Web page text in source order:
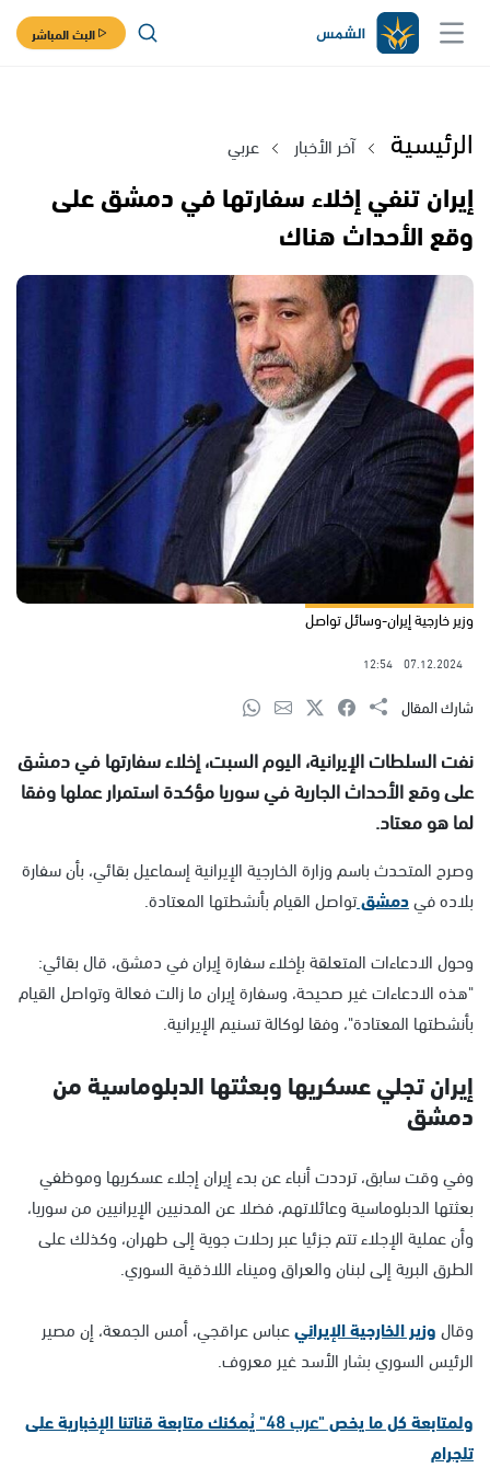
البث المباشر
الرئيسية آخر الأخبار عربي
إيران تنفي إخلاء سفارتها في دمشق على
وقع الأحداث هناك
وزير خارجية إيران-وسائل تواصل
07.12.2024
12:54
شارك المقال
نفت السلطات الإيرانية، اليوم السبت، إخلاء سفارتها في دمشق
على وقع الأحداث الجارية في سوريا مؤكدة استمرار عملها وفقا
لما هو معتاد.
وصرح المتحدث باسم وزارة الخارجية الإيرانية إسماعيل بقائي، بأن سفارة
بلاده فيدمشقتواصل القيام بأنشطتها المعتادة.
وحول الادعاءات المتعلقة بإخلاء سفارة إيران في دمشق، قال بقائي:
"هذه الادعاءات غير صحيحة، وسفارة إيران ما زالت فعالة وتواصل القيام
بأنشطتها المعتادة"، وفقا لوكالة تسنيم الإيرانية.
إيران تجلي عسكريها وبعثتها الدبلوماسية من
دمشق
وفي وقت سابق، ترددت أنباء عن بدء إيران إجلاء عسكريها وموظفي
بعثتها الدبلوماسية وعائلاتهم، فضلا عن المدنيين الإيرانيين من سوريا،
وأن عملية الإجلاء تتم جزئيا عبر رحلات جوية إلى طهران، وكذلك على
الطرق البرية إلى لبنان والعراق وميناء اللاذقية السوري.
وقالوزير الخارجية الإيرانيعباس عراقجي، أمس الجمعة، إن مصير
الرئيس السوري بشار الأسد غير معروف.
ولمتابعة كل ما يخص "عرب 48
" يُمكنك متابعة قناتنا الإخبارية على
تلجرام